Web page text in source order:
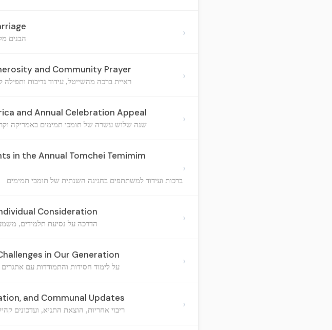
הבנים ›
and Community Prayer
ראיית ברכה מהשייטל, עידוד נדיבות ותפילה ›
and Annual Celebration Appeal
שנה שלוש עשרה של תומכי תמימים באמריקה ›
in the Annual Tomchei Temimim
ברכות ועידוד למשתתפים בחגיגה השנתית של תומכי תמימים
›
Consideration
הדרכה על נסיעת תלמידים, ›
in Our Generation
על לימוד חסידות והתמודדות עם אתגרים ›
and Communal Updates
ריבוי אחריות, הוצאת התניא, ועדכונים ›